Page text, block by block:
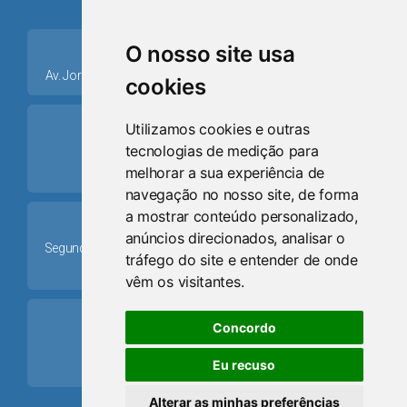
O nosso site usa
cookies
Utilizamos cookies e outras
tecnologias de medição para
melhorar a sua experiência de
navegação no nosso site, de forma
a mostrar conteúdo personalizado,
anúncios direcionados, analisar o
tráfego do site e entender de onde
vêm os visitantes.
Concordo
Eu recuso
Alterar as minhas preferências
place
Av. Jorge Dariva, 1211, Centro CEP: 95520.000 - Osório/RS
ring_volume
Telefone
(51) 9 8024-0884
Schedule
Segunda-feira a Sexta-feira: 08h às 12h e das 13h30min às
17h30min
mail
Email
camaraosorio@gmail.com